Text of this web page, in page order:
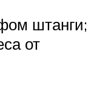
штанги;
от